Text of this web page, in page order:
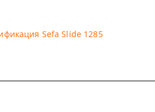
Sefa Slide 1285